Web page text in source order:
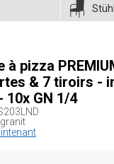
pizza
& 7 tiroirs -
10x GN 1/4